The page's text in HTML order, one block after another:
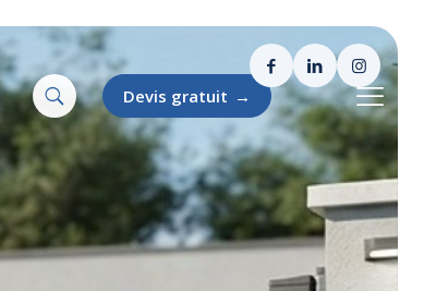
Devis gratuit →